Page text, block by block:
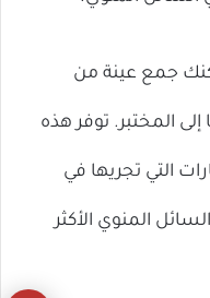
جمع عينة من
المختبر. توفر هذه
التي تجريها في
المنوي الأكثر